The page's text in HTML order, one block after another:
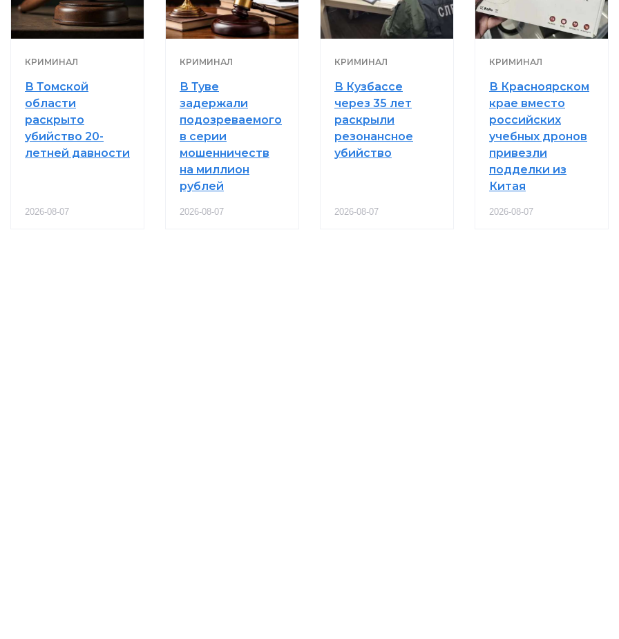
КРИМИНАЛ
В Томской
области
раскрыто
убийство 20-
летней давности
2026-08-07
КРИМИНАЛ
В Туве
задержали
подозреваемого
в серии
мошенничеств
на миллион
рублей
2026-08-07
КРИМИНАЛ
В Кузбассе
через 35 лет
раскрыли
резонансное
убийство
2026-08-07
КРИМИНАЛ
В Красноярском
крае вместо
российских
учебных дронов
привезли
подделки из
Китая
2026-08-07